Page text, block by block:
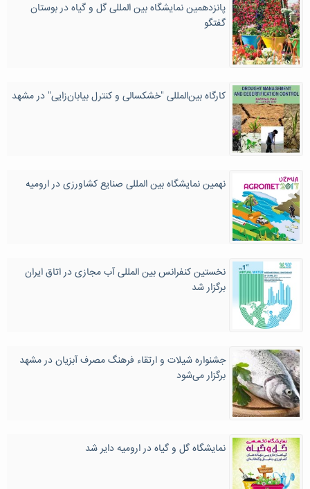
پانزدهمین نمایشگاه بین المللی گل و گیاه در بوستان
گفتگو
کارگاه بین‌المللی "خشکسالی و کنترل بیابان‌زایی" در مشهد
نهمین نمایشگاه بین المللی صنایع کشاورزی در ارومیه
نخستین کنفرانس بین المللی آب مجازی در اتاق ایران
برگزار شد
جشنواره شیلات و ارتقاء فرهنگ مصرف آبزیان در مشهد
برگزار می‌شود
نمایشگاه گل و گیاه در ارومیه دایر شد